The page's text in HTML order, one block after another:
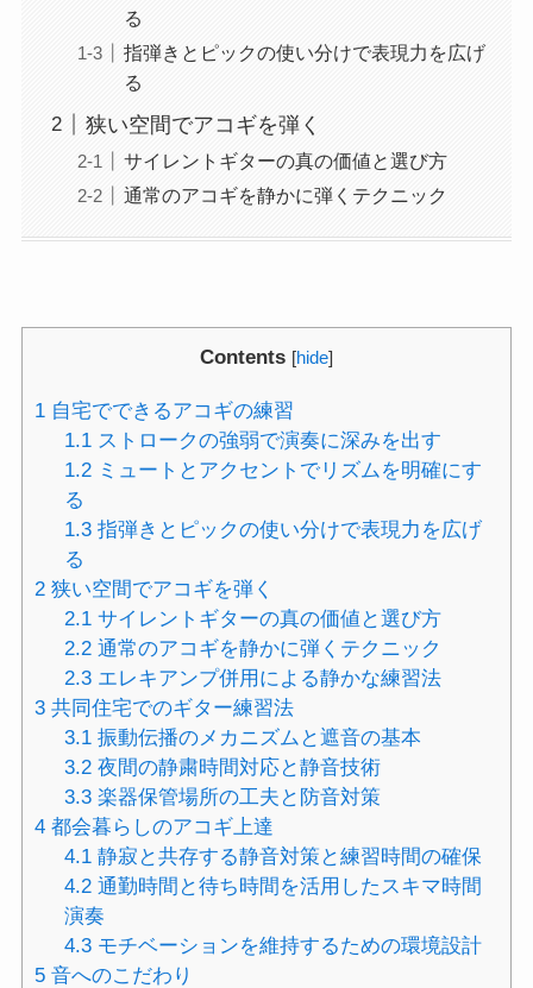
る
指弾きとピックの使い分けで表現力を広げ
る
狭い空間でアコギを弾く
サイレントギターの真の価値と選び方
通常のアコギを静かに弾くテクニック
Contents [hide]
1自宅でできるアコギの練習
1.1 ストロークの強弱で演奏に深みを出す
1.2 ミュートとアクセントでリズムを明確にす
る
1.3 指弾きとピックの使い分けで表現力を広げ
る
2狭い空間でアコギを弾く
2.1 サイレントギターの真の価値と選び方
2.2 通常のアコギを静かに弾くテクニック
2.3 エレキアンプ併用による静かな練習法
3共同住宅でのギター練習法
3.1 振動伝播のメカニズムと遮音の基本
3.2 夜間の静粛時間対応と静音技術
3.3 楽器保管場所の工夫と防音対策
4都会暮らしのアコギ上達
4.1 静寂と共存する静音対策と練習時間の確保
4.2 通勤時間と待ち時間を活用したスキマ時間
演奏
4.3 モチベーションを維持するための環境設計
5音へのこだわり